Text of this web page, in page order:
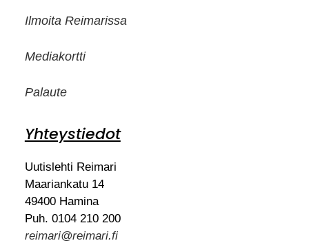
Ilmoita Reimarissa
Mediakortti
Palaute
Yhteystiedot
Uutislehti Reimari
Maariankatu 14
49400 Hamina
Puh. 0104 210 200
reimari@reimari.fi